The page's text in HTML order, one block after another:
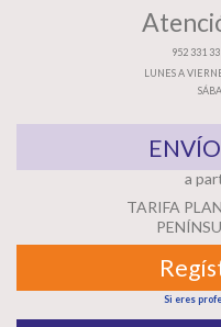
952 331
LUNES A
a
TARIFA
Si eres